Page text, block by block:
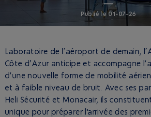
Publié le 01-07-26
Laboratoire de l’aéroport de demain,
Côte d’Azur anticipe et accompagne
d’une nouvelle forme de mobilité
et à faible niveau de bruit. Avec ses
Heli Sécurité et Monacair, ils
unique pour préparer l'arrivée des